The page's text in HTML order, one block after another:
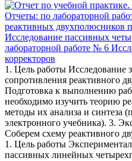
Отчеты: по лабораторной
реактивных двухполюсников
Исследование пассивных
лабораторной работе № 6
корректоров
1. Цель работы Исследование
сопротивления реактивного
Подготовка к выполнению
необходимо изучить теорию
методы их анализа и синтеза
электронного учебника). 3.
Соберем схему реактивного
1. Цель работы
пассивных линейных